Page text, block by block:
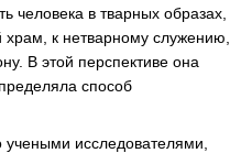
человека в тварных образах,
храм, к нетварному служению,
В этой перспективе она
способ
исследователями,